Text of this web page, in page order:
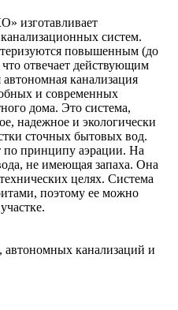
изготавливает
систем.
повышенным (до
отвечает действующим
канализация
и современных
дома. Это система,
надежное и экологически
сточных бытовых вод.
принципу аэрации. На
не имеющая запаха. Она
целях. Система
поэтому ее можно
автономных канализаций и